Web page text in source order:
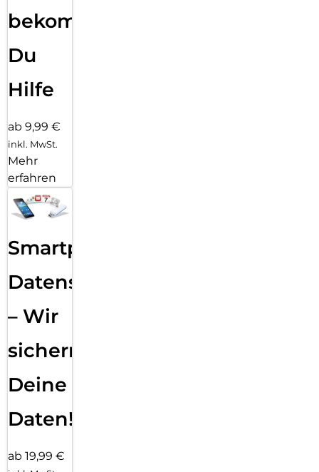
bekommst
Du
Hilfe
ab 9,99 €
inkl. MwSt.
Mehr
erfahren
Smartphone
Datensicherung
– Wir
sichern
Deine
Daten!
ab 19,99 €